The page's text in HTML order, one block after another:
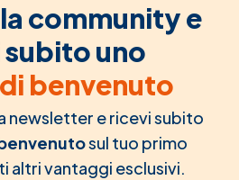
community e
uno
benvenuto
newsletter e ricevi subito
sul tuo primo
altri vantaggi esclusivi.